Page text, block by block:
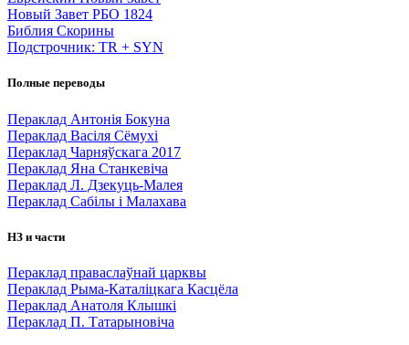
Новый Завет РБО 1824
Библия Скорины
Подстрочник: TR + SYN
Полные переводы
Пераклад Антонія Бокуна
Пераклад Васіля Сёмухі
Пераклад Чарняўскага 2017
Пераклад Яна Станкевіча
Пераклад Л. Дзекуць-Малея
Пераклад Сабілы і Малахава
НЗ и части
Пераклад праваслаўнай царквы
Пераклад Рыма-Каталіцкага Касцёла
Пераклад Анатоля Клышкi
Пераклад П. Татарыновіча